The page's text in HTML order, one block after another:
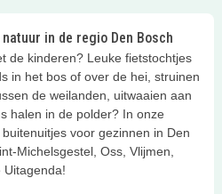
met kinderen in de
in de regio Den Bosch
de kinderen? Leuke fietstochtjes
in het bos of over de hei, struinen
de weilanden, uitwaaien aan
halen in de polder? In onze
voor gezinnen in Den
Michelsgestel, Oss, Vlijmen,
Uitagenda!